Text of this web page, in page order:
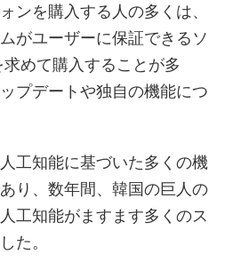
ンを購入する人の多くは、
がユーザーに保証できるソ
めて購入することが多
プデートや独自の機能につ
工知能に基づいた多くの機
り、数年間、韓国の巨人の
工知能がますます多くのス
た。